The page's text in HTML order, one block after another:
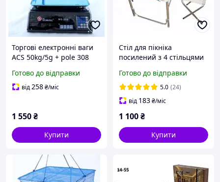
Торгові електронні ваги
ACS 50kg/5g + pole 308
Готово до відправки
від258₴/міс
1 550₴
Купити
Стіл для пікніка
посилений з 4 стільцями
валіза) SN27
Готово до відправки
5.0 (24)
від 183₴/міс
1 100₴
Купити